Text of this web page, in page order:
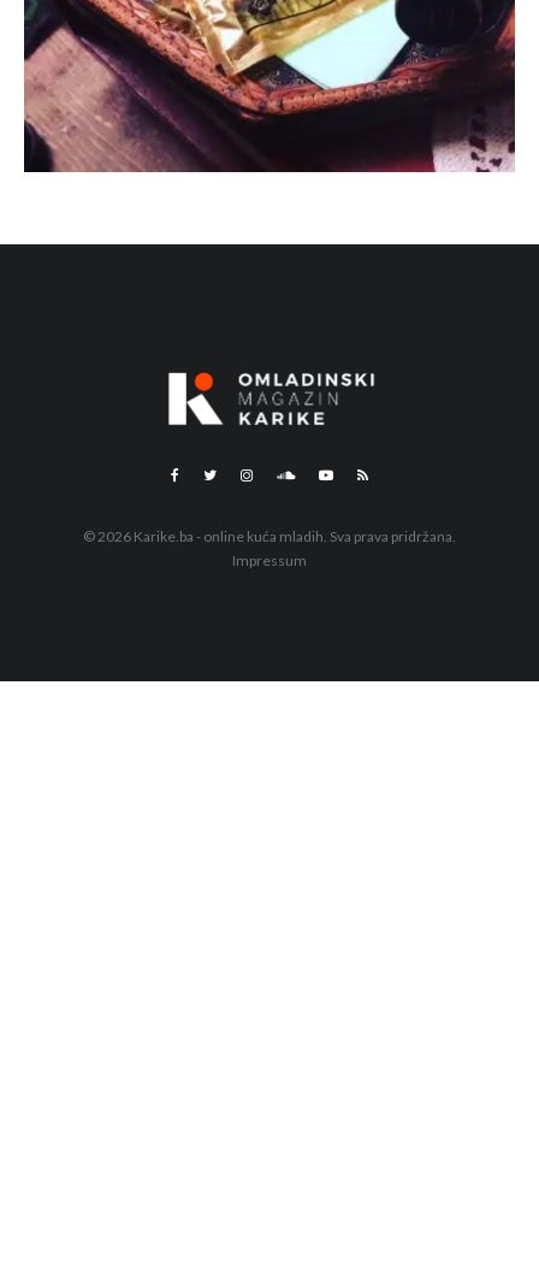
© 2026 Karike.ba - online kuća mladih. Sva prava pridržana.
Impressum